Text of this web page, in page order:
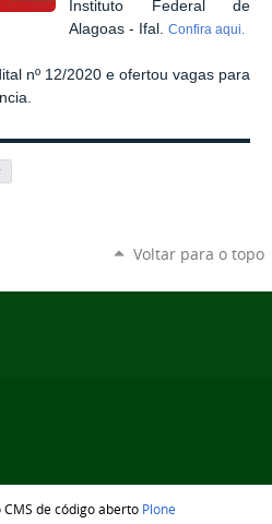
Instituto Federal de
Alagoas - Ifal.Confira aqui.
nº 12/2020 e ofertou vagas para
Voltar para o topo
de código aberto Plone